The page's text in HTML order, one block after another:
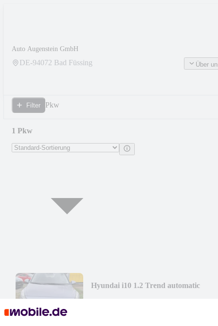
Auto Augenstein GmbH
DE-94072 Bad Füssing Über
Filter Pkw
1 Pkw
Hyundai i10 1.2 Trend automatic